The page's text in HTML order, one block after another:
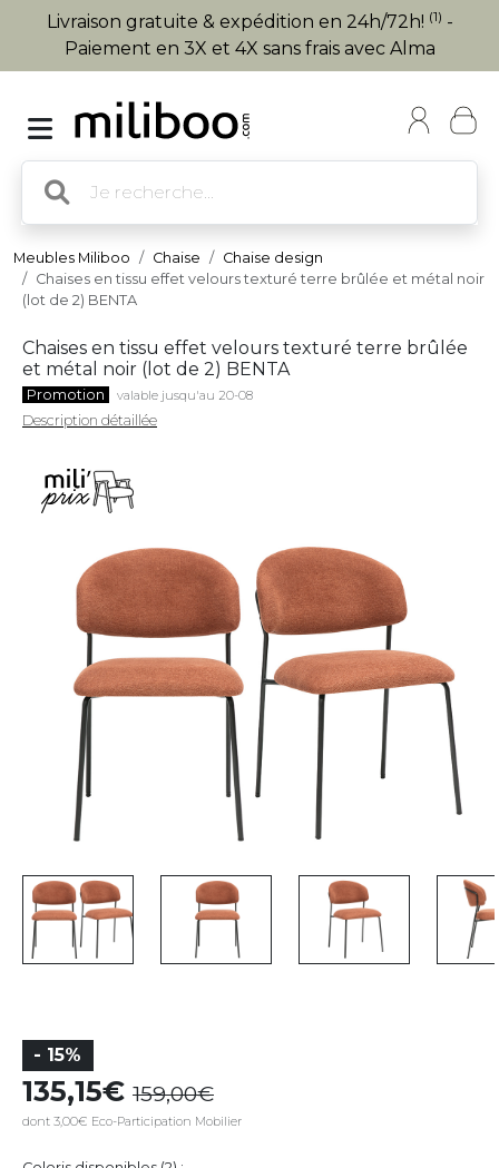
Livraison gratuite & expédition en 24h/72h! (1) -
Paiement en 3X et 4X sans frais avec Alma
Meubles Miliboo Chaise
Chaise design
Chaises en tissu effet velours texturé terre brûlée et métal noir
(lot de 2) BENTA
Chaises en tissu effet velours texturé terre brûlée
et métal noir (lot de 2) BENTA
Promotion valable jusqu'au 20-08
Description détaillée
- 15%
135,15 159,00
dont 3,00€ Eco-Participation Mobilier